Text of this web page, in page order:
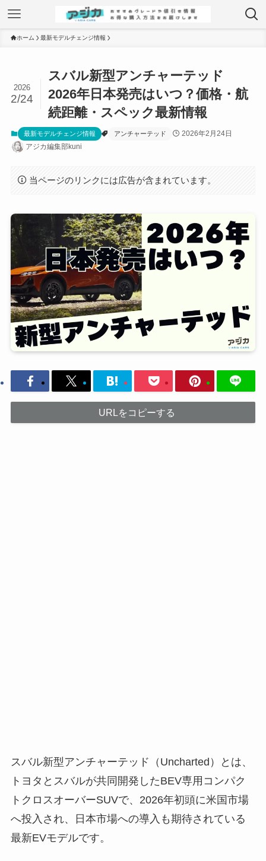
ホーム 最新モデルチェンジ情報
スバル新型アンチャーテッド
2026年日本発売はいつ？価格・航
続距離・スペック最新情報
2026
2/24
最新モデルチェンジ情報 アンチャーテッド
2026年2月24日
アジカ編集部kuni
当ページのリンクには広告が含まれています。
URLをコピーする
スバル新型アンチャーテッド（Uncharted）とは、
トヨタとスバルが共同開発したBEV専用コンパク
トクロスオーバーSUVで、2026年初頭に米国市場
へ投入され、日本市場への導入も期待されている
最新EVモデルです。